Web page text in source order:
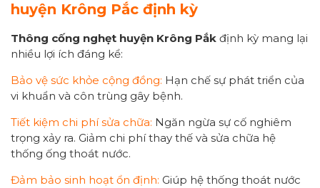
huyện Krông Pắc định kỳ
Thông cống nghẹt huyện Krông Pắk định kỳ mang lại
nhiều lợi ích đáng kể:
Bảo vệ sức khỏe cộng đồng: Hạn chế sự phát triển của
vi khuẩn và côn trùng gây bệnh.
Tiết kiệm chi phí sửa chữa: Ngăn ngừa sự cố nghiêm
trọng xảy ra. Giảm chi phí thay thế và sửa chữa hệ
thống ống thoát nước.
Đảm bảo sinh hoạt ổn định: Giúp hệ thống thoát nước